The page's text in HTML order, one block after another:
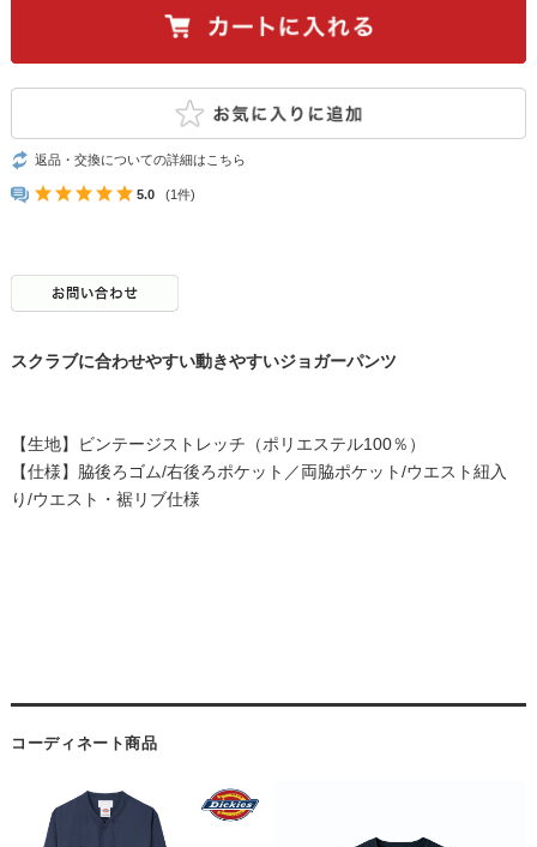
返品・交換についての詳細はこちら
5.0 (1件)
スクラブに合わせやすい動きやすいジョガーパンツ
【生地】ビンテージストレッチ（ポリエステル100％）
【仕様】脇後ろゴム/右後ろポケット／両脇ポケット/ウエスト紐入
り/ウエスト・裾リブ仕様
コーディネート商品